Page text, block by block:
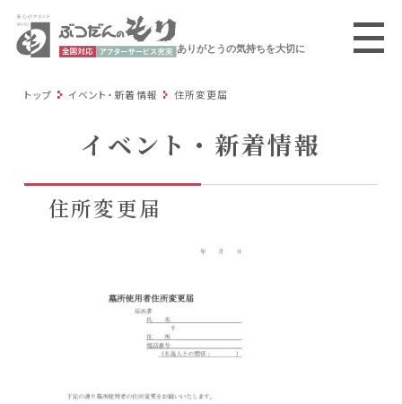
ありがとうの気持ちを大切に
トップ イベント・新着情報 住所変更届
イベント・新着情報
住所変更届